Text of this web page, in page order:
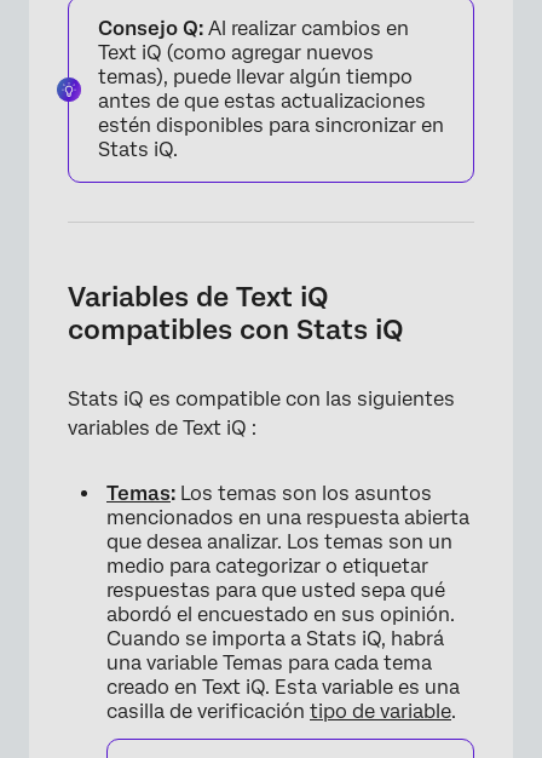
Consejo Q: Al realizar cambios en
Text iQ (como agregar nuevos
temas), puede llevar algún tiempo
antes de que estas actualizaciones
estén disponibles para sincronizar en
Stats iQ.
Variables de Text iQ
compatibles con Stats iQ
Stats iQ es compatible con las siguientes
variables de Text iQ :
Temas: Los temas son los asuntos
mencionados en una respuesta abierta
que desea analizar. Los temas son un
medio para categorizar o etiquetar
respuestas para que usted sepa qué
abordó el encuestado en sus opinión.
Cuando se importa a Stats iQ, habrá
una variable Temas para cada tema
creado en Text iQ. Esta variable es una
casilla de verificación tipo de variable.